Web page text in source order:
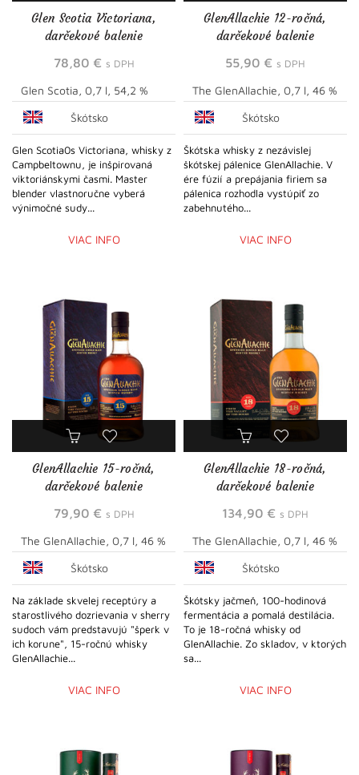
Glen Scotia Victoriana,
darčekové balenie
78,80 € s DPH
Glen Scotia, 0,7 l, 54,2 %
Škótsko
Glen Scotia0s Victoriana, whisky z
Campbeltownu, je inšpirovaná
viktoriánskymi časmi. Master
blender vlastnoručne vyberá
výnimočné sudy...
VIAC INFO
GlenAllachie 12-ročná,
darčekové balenie
55,90 € s DPH
The GlenAllachie, 0,7 l, 46 %
Škótsko
Škótska whisky z nezávislej
škótskej pálenice GlenAllachie. V
ére fúzií a prepájania firiem sa
pálenica rozhodla vystúpiť zo
zabehnutého...
VIAC INFO
GlenAllachie 15-ročná,
darčekové balenie
79,90 € s DPH
The GlenAllachie, 0,7 l, 46 %
Škótsko
Na základe skvelej receptúry a
starostlivého dozrievania v sherry
sudoch vám predstavujú "šperk v
ich korune", 15-ročnú whisky
GlenAllachie...
VIAC INFO
GlenAllachie 18-ročná,
darčekové balenie
134,90 € s DPH
The GlenAllachie, 0,7 l, 46 %
Škótsko
Škótsky jačmeň, 100-hodinová
fermentácia a pomalá destilácia.
To je 18-ročná whisky od
GlenAllachie. Zo skladov, v ktorých
sa...
VIAC INFO